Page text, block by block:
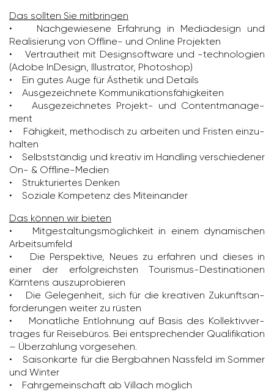
Das sollten Sie mitbringen
• Nach­ge­wie­sene Erfah­rung in Media­de­sign und
Reali­sie­rung von Offline- und Online Projekten
• Vertraut­heit mit Design­soft­ware und -tech­no­lo­gien
(Adobe InDe­sign, Illus­trator, Photo­shop)
• Ein gutes Auge für Ästhetik und Details
• Ausge­zeich­nete Kommu­ni­ka­ti­ons­fä­hig­keiten
• Ausge­zeich­netes Projekt- und Content­ma­nage­
ment
• Fähig­keit, metho­disch zu arbeiten und Fristen einzu­
halten
• Selbst­ständig und kreativ im Hand­ling verschie­dener
On- & Offline-Medien
• Struk­tu­riertes Denken
• Soziale Kompe­tenz des Mitein­ander
Das können wir bieten
• Mitge­stal­tungs­mög­lich­keit in einem dyna­mi­schen
Arbeits­um­feld
• Die Perspek­tive, Neues zu erfahren und dieses in
einer der erfolg­reichsten Tourismus-Desti­na­tionen
Kärn­tens auszu­pro­bieren
• Die Gele­gen­heit, sich für die krea­tiven Zukunfts­an­
for­de­rungen weiter zu rüsten
• Monat­liche Entloh­nung auf Basis des Kollek­tiv­ver­
trages für Reise­büros. Bei entspre­chender Quali­fi­ka­tion
– Überzah­lung vorge­sehen.
• Saison­karte für die Berg­bahnen Nass­feld im Sommer
und Winter
• Fahr­ge­mein­schaft ab Villach möglich